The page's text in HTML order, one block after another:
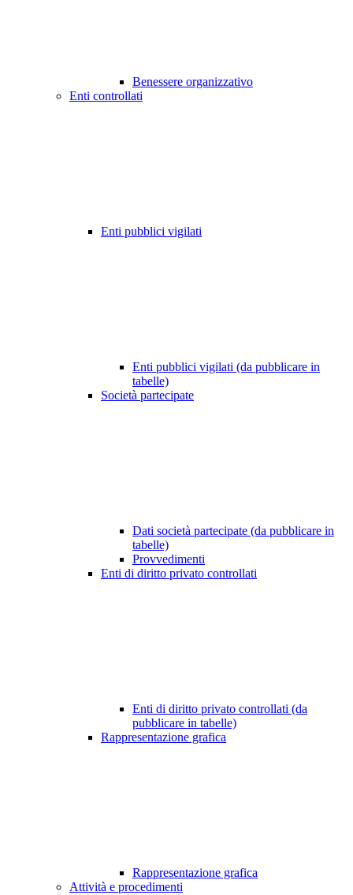
Benessere organizzativo
Enti controllati
Enti pubblici vigilati
Enti pubblici vigilati (da pubblicare in
tabelle)
Società partecipate
Dati società partecipate (da pubblicare in
tabelle)
Provvedimenti
Enti di diritto privato controllati
Enti di diritto privato controllati (da
pubblicare in tabelle)
Rappresentazione grafica
Rappresentazione grafica
Attività e procedimenti